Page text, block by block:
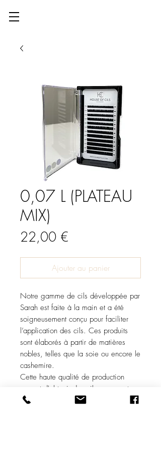
0,07 L (PLATEAU
MIX)
22,00 €
Ajouter au panier
Notre gamme de cils développée par
Sarah est faite à la main et a été
soigneusement conçu pour faciliter
l’application des cils. Ces produits
sont élaborés à partir de matières
nobles, telles que la soie ou encore le
cashemire.
Cette haute qualité de production
permet d'obtenir des cils soyeux et
parfaits.